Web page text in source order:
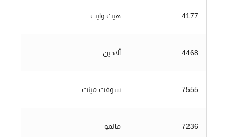
4177 هيث وايت
4468 ألادين
7555 سوفت مينت
7236 مالمو